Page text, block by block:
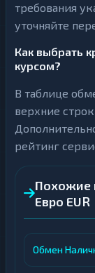
требования
уточняйте
Как выбрать
курсом?
В таблице
верхние
рейтинг
Похожие
Евро EUR
Обмен